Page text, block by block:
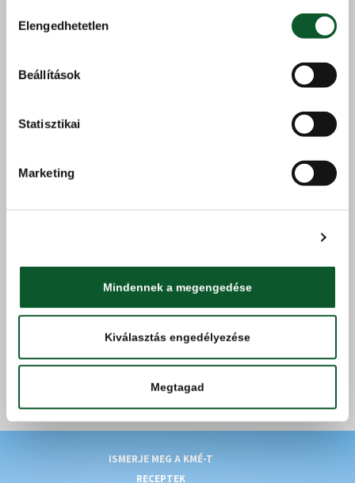
Adatkezelési tájékoztató
kiválasztása
Elengedhetetlen
Beállítások
Statisztikai
Marketing
Mindennek a megengedése
Kiválasztás engedélyezése
Megtagad
Védjegy
Márkanév
Koktélparadicsom,
Termékcsoport
Gyártó /
forgalmazó
Floratom Kft.
ISMERJE MEG A KMÉ-T
RECEPTEK